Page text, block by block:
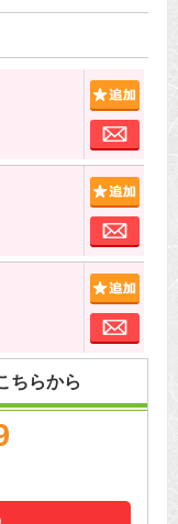
お問
お問
お問
ちらから